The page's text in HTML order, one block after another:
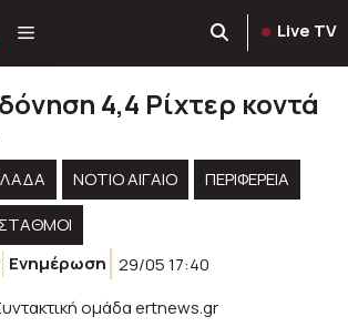
Live TV
4,4 Ρίχτερ κοντά
ΝΟΤΙΟ ΑΙΓΑΙΟ
ΠΕΡΙΦΈΡΕΙΑ
ΣΤΑΘΜΟΊ
Ενημέρωση 29/05 17:40
ομάδα ertnews.gr